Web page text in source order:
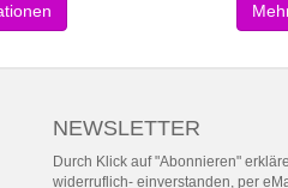
NEWSLETTER
Durch Klick auf "Abonnieren"
widerruflich- einverstanden, per